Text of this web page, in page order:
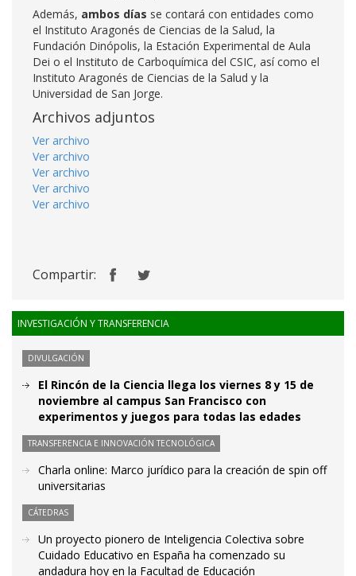
Además, ambos días se contará con entidades como
el Instituto Aragonés de Ciencias de la Salud, la
Fundación Dinópolis, la Estación Experimental de Aula
Dei o el Instituto de Carboquímica del CSIC, así como el
Instituto Aragonés de Ciencias de la Salud y la
Universidad de San Jorge.
Archivos adjuntos
Ver archivo
Ver archivo
Ver archivo
Ver archivo
Ver archivo
Compartir:
INVESTIGACIÓN Y TRANSFERENCIA
DIVULGACIÓN
El Rincón de la Ciencia llega los viernes 8 y 15 de
noviembre al campus San Francisco con
experimentos y juegos para todas las edades
TRANSFERENCIA E INNOVACIÓN TECNOLÓGICA
Charla online: Marco jurídico para la creación de spin off
universitarias
CÁTEDRAS
Un proyecto pionero de Inteligencia Colectiva sobre
Cuidado Educativo en España ha comenzado su
andadura hoy en la Facultad de Educación